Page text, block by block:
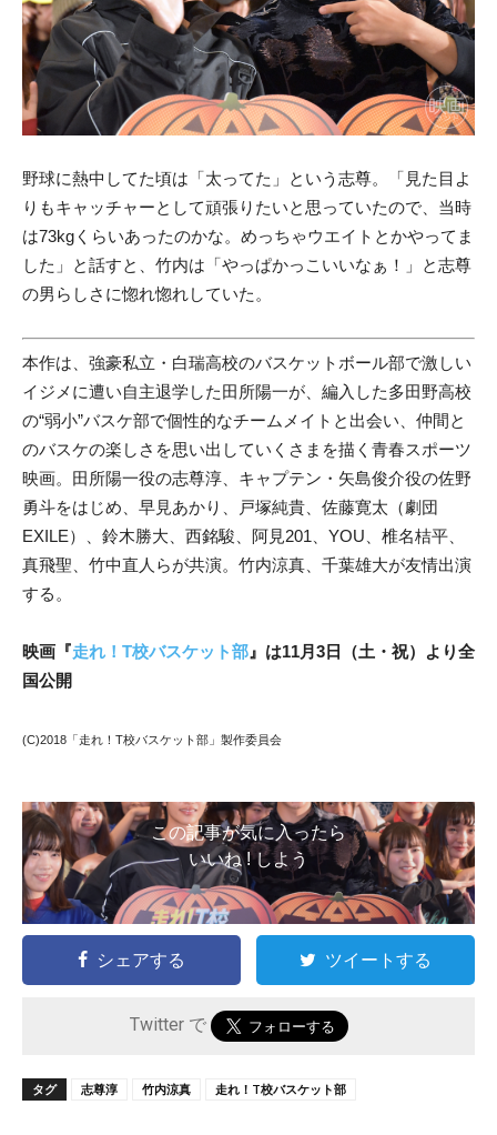
野球に熱中してた頃は「太ってた」という志尊。「見た目よ
りもキャッチャーとして頑張りたいと思っていたので、当時
は73kgくらいあったのかな。めっちゃウエイトとかやってま
した」と話すと、竹内は「やっぱかっこいいなぁ！」と志尊
の男らしさに惚れ惚れしていた。
本作は、強豪私立・白瑞高校のバスケットボール部で激しい
イジメに遭い自主退学した田所陽一が、編入した多田野高校
の“弱小”バスケ部で個性的なチームメイトと出会い、仲間と
のバスケの楽しさを思い出していくさまを描く青春スポーツ
映画。田所陽一役の志尊淳、キャプテン・矢島俊介役の佐野
勇斗をはじめ、早見あかり、戸塚純貴、佐藤寛太（劇団
EXILE）、鈴木勝大、西銘駿、阿見201、YOU、椎名桔平、
真飛聖、竹中直人らが共演。竹内涼真、千葉雄大が友情出演
する。
映画『走れ！T校バスケット部 』は11月3日（土・祝）より全
国公開
(C)2018「走れ！T校バスケット部」製作委員会
この記事が気に入ったら
いいね ! しよう
シェアする ツイートする
Twitter で
タグ 志尊淳 竹内涼真 走れ！T校バスケット部